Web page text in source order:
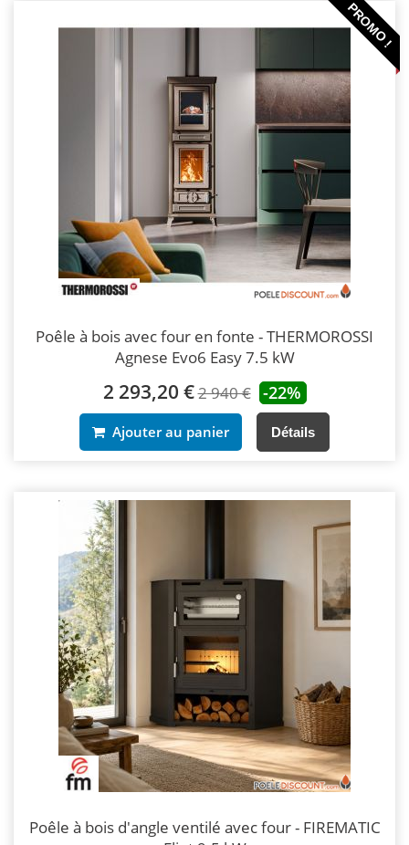
PROMO !
Poêle à bois avec four en fonte - THERMOROSSI
Agnese Evo6 Easy 7.5 kW
2 293,20 €2 940 € -22%
Ajouter au panier Détails
Poêle à bois d'angle ventilé avec four - FIREMATIC